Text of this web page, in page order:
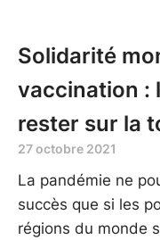
Solidarité
vaccination :
rester sur la
27 octobre 2021
La pandémie ne
succès que si les
régions du monde